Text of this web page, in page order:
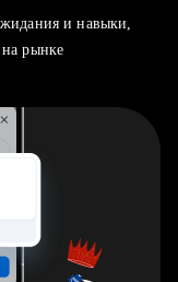
и навыки,
рынке